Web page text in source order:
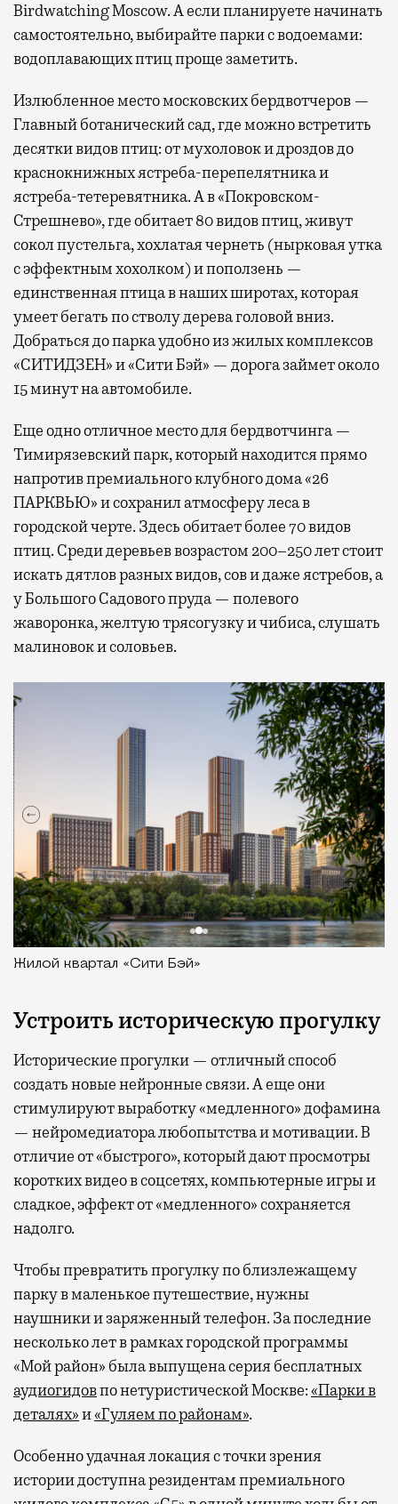
Birdwatching Moscow. А если планируете начинать
самостоятельно, выбирайте парки с водоемами:
водоплавающих птиц проще заметить.
Излюбленное место московских бердвотчеров —
Главный ботанический сад, где можно встретить
десятки видов птиц: от мухоловок и дроздов до
краснокнижных ястреба-перепелятника и
ястреба-тетеревятника. А в «Покровском-
Стрешнево», где обитает 80 видов птиц, живут
сокол пустельга, хохлатая чернеть (нырковая утка
с эффектным хохолком) и поползень —
единственная птица в наших широтах, которая
умеет бегать по стволу дерева головой вниз.
Добраться до парка удобно из жилых комплексов
«СИТИДЗЕН» и «Сити Бэй» — дорога займет около
15 минут на автомобиле.
Еще одно отличное место для бердвотчинга —
Тимирязевский парк, который находится прямо
напротив премиального клубного дома «26
ПАРКВЬЮ» и сохранил атмосферу леса в
городской черте. Здесь обитает более 70 видов
птиц. Среди деревьев возрастом 200–250 лет стоит
искать дятлов разных видов, сов и даже ястребов, а
у Большого Садового пруда — полевого
жаворонка, желтую трясогузку и чибиса, слушать
малиновок и соловьев.
Жилой квартал «Сити Бэй»
Устроить историческую прогулку
Исторические прогулки — отличный способ
создать новые нейронные связи. А еще они
стимулируют выработку «медленного» дофамина
— нейромедиатора любопытства и мотивации. В
отличие от «быстрого», который дают просмотры
коротких видео в соцсетях, компьютерные игры и
сладкое, эффект от «медленного» сохраняется
надолго.
Чтобы превратить прогулку по близлежащему
парку в маленькое путешествие, нужны
наушники и заряженный телефон. За последние
несколько лет в рамках городской программы
«Мой район» была выпущена серия бесплатных
аудиогидовпо нетуристической Москве:«Парки в
деталях»и«Гуляем по районам».
Особенно удачная локация с точки зрения
истории доступна резидентам премиального